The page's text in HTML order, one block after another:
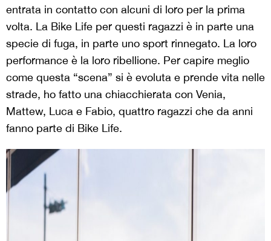
entrata in contatto con alcuni di loro per la prima
volta. La Bike Life per questi ragazzi è in parte una
specie di fuga, in parte uno sport rinnegato. La loro
performance è la loro ribellione. Per capire meglio
come questa “scena” si è evoluta e prende vita nelle
strade, ho fatto una chiacchierata con Venia,
Mattew, Luca e Fabio, quattro ragazzi che da anni
fanno parte di Bike Life.